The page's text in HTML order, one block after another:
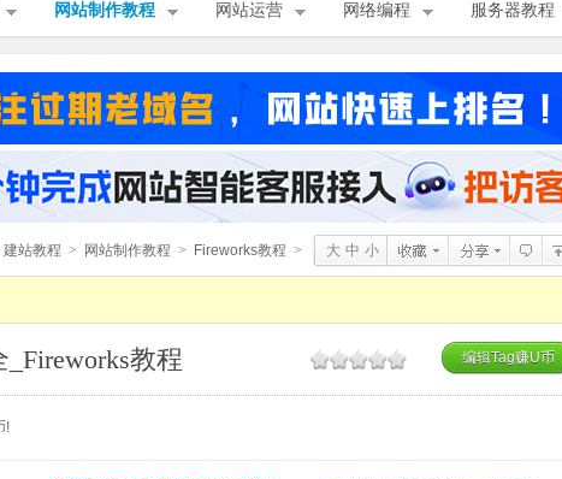
网站制作教程 网站运营 网络编程 服务器教程
建站教程 > 网站制作教程 > Fireworks教程 > 大 中 小
教程 编辑Tag赚U币
!